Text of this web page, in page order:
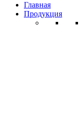
Главная
Продукция